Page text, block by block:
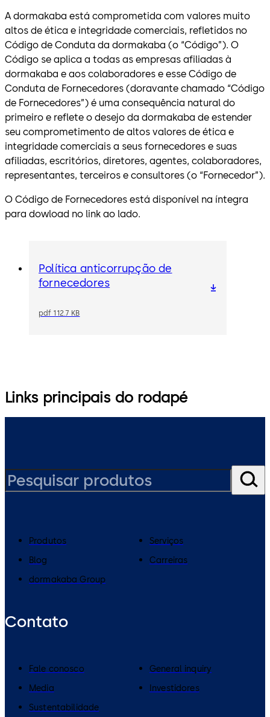
A dormakaba está comprometida com valores muito
altos de ética e integridade comerciais, refletidos no
Código de Conduta da dormakaba (o “Código”). O
Código se aplica a todas as empresas afiliadas à
dormakaba e aos colaboradores e esse Código de
Conduta de Fornecedores (doravante chamado “Código
de Fornecedores”) é uma consequência natural do
primeiro e reflete o desejo da dormakaba de estender
seu comprometimento de altos valores de ética e
integridade comerciais a seus fornecedores e suas
afiliadas, escritórios, diretores, agentes, colaboradores,
representantes, terceiros e consultores (o “Fornecedor”).
O Código de Fornecedores está disponível na íntegra
para dowload no link ao lado.
Política anticorrupção de
fornecedores
pdf 112.7 KB
Links principais do rodapé
Produtos
Serviços
Blog
Carreiras
dormakaba Group
Contato
Fale conosco
General inquiry
Media
Investidores
Sustentabilidade